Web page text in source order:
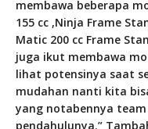
membawa beberapa
155 cc ,Ninja Frame
Matic 200 cc Frame
juga ikut membawa
lihat potensinya saat
mudahan nanti kita
yang notabennya
pendahulunya.”